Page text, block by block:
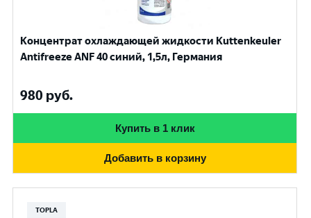
Концентрат охлаждающей жидкости Kuttenkeuler
Antifreeze ANF 40 синий, 1,5л, Германия
980 руб.
Купить в 1 клик
Добавить в корзину
TOPLA